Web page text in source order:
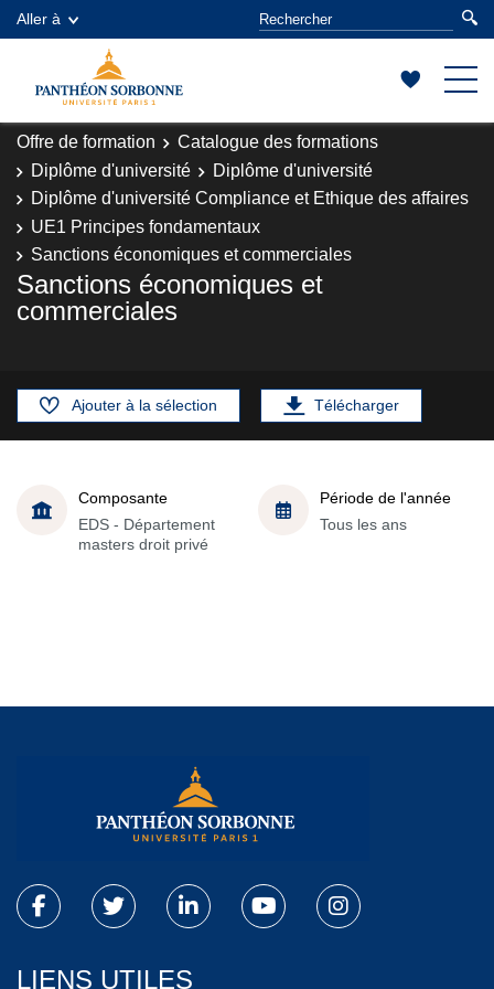
Aller à
Offre de formation
Catalogue des formations
Diplôme d'université
Diplôme d'université
Diplôme d'université Compliance et Ethique des affaires
UE1 Principes fondamentaux
Sanctions économiques et commerciales
Sanctions économiques et
commerciales
Ajouter à la sélection Télécharger
Composante
EDS - Département
masters droit privé
Période de l'année
Tous les ans
LIENS UTILES